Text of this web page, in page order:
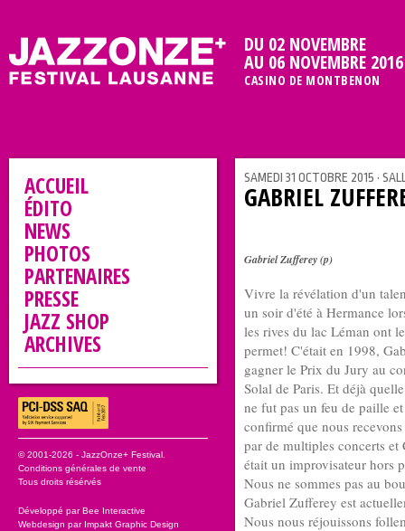
DU 02 NOVEMBRE
AU 06 NOVEMBRE 2016
CASINO DE MONTBENON
ACCUEIL
ÉDITO
NEWS
PHOTOS
PARTENAIRES
PRESSE
JAZZ SHOP
ARCHIVES
© 2001-2026 - JazzOnze+ Festival.
Conditions générales de vente
Tous droits résérvés
Développé parBee Interactive
Webdesign par Impakt Graphic Design
SAMEDI 31 OCTOBRE 2015 •
GABRIEL
Gabriel Zufferey (p)
Vivre la révélation d'un
un soir d'été à Hermance
les rives du lac Léman ont
permet! C'était en 1998,
gagner le Prix du Jury au
Solal de Paris. Et déjà
ne fut pas un feu de paille
confirmé que nous
par de multiples concerts
était un improvisateur hors
Nous ne sommes pas au
Gabriel Zufferey est
Nous nous réjouissons